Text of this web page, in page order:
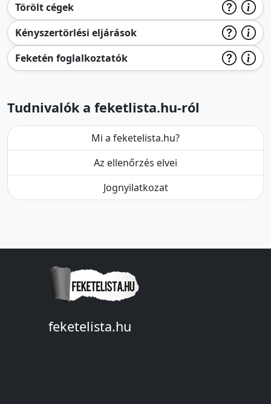
Törölt cégek
Kényszertörlési eljárások
Feketén foglalkoztatók
Tudnivalók a feketlista.hu-ról
Mi a feketelista.hu?
Az ellenőrzés elvei
Jognyilatkozat
feketelista.hu